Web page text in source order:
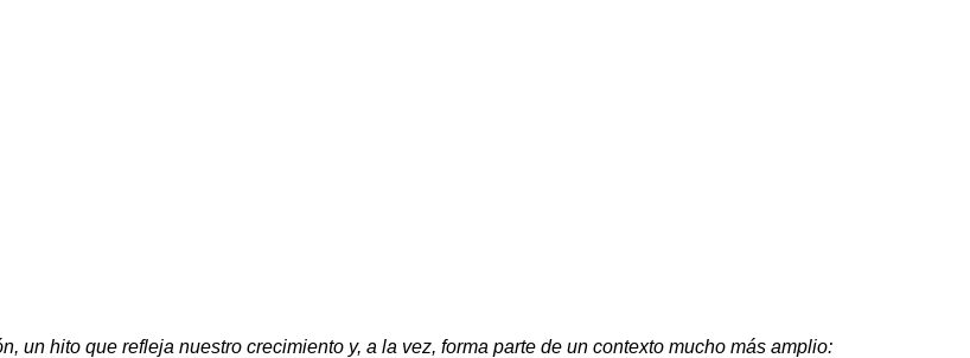
, un hito que refleja nuestro crecimiento y, a la vez, forma parte de un contexto mucho más amplio: